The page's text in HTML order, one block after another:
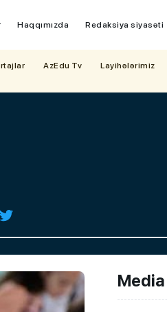
Haqqımızda Redaksiya siyasəti
AzEdu Tv Layihələrimiz
Media